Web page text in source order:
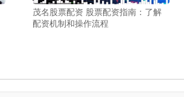
茂名股票配资 股票配资指南：了解
配资机制和操作流程